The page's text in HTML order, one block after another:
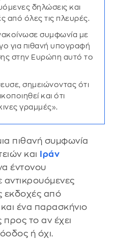
δηλώσεις και
από όλες τις πλευρές.
συμφωνία με
για πιθανή υπογραφή
στην Ευρώπη αυτό το
σημειώνοντας ότι
και ότι
γραμμές».
πιθανή συμφωνία
και
Ιράν
έντονου
αντικρουόμενες
εκδοχές από
ένα παρασκήνιο
το αν έχει
ή όχι.